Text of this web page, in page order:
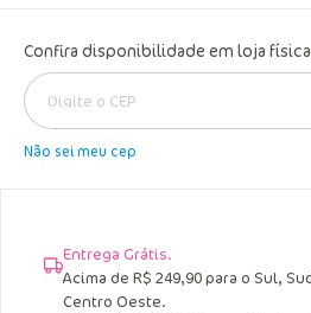
Confira disponibilidade em loja física
Entrega Grátis.